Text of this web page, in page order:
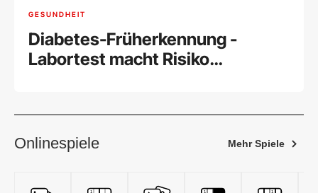
GESUNDHEIT
Diabetes-Früherkennung -
Labortest macht Risiko
Onlinespiele Mehr Spiele